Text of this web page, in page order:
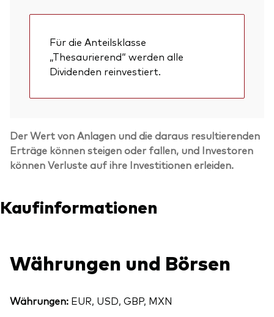
Für die Anteilsklasse
„Thesaurierend“ werden alle
Dividenden reinvestiert.
Der Wert von Anlagen und die daraus resultierenden
Erträge können steigen oder fallen, und Investoren
können Verluste auf ihre Investitionen erleiden.
Kaufinformationen
Währungen und Börsen
Währungen: EUR, USD, GBP, MXN